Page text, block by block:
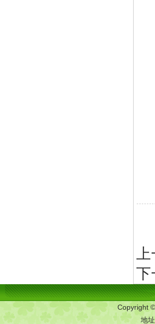
下
Copyright
地